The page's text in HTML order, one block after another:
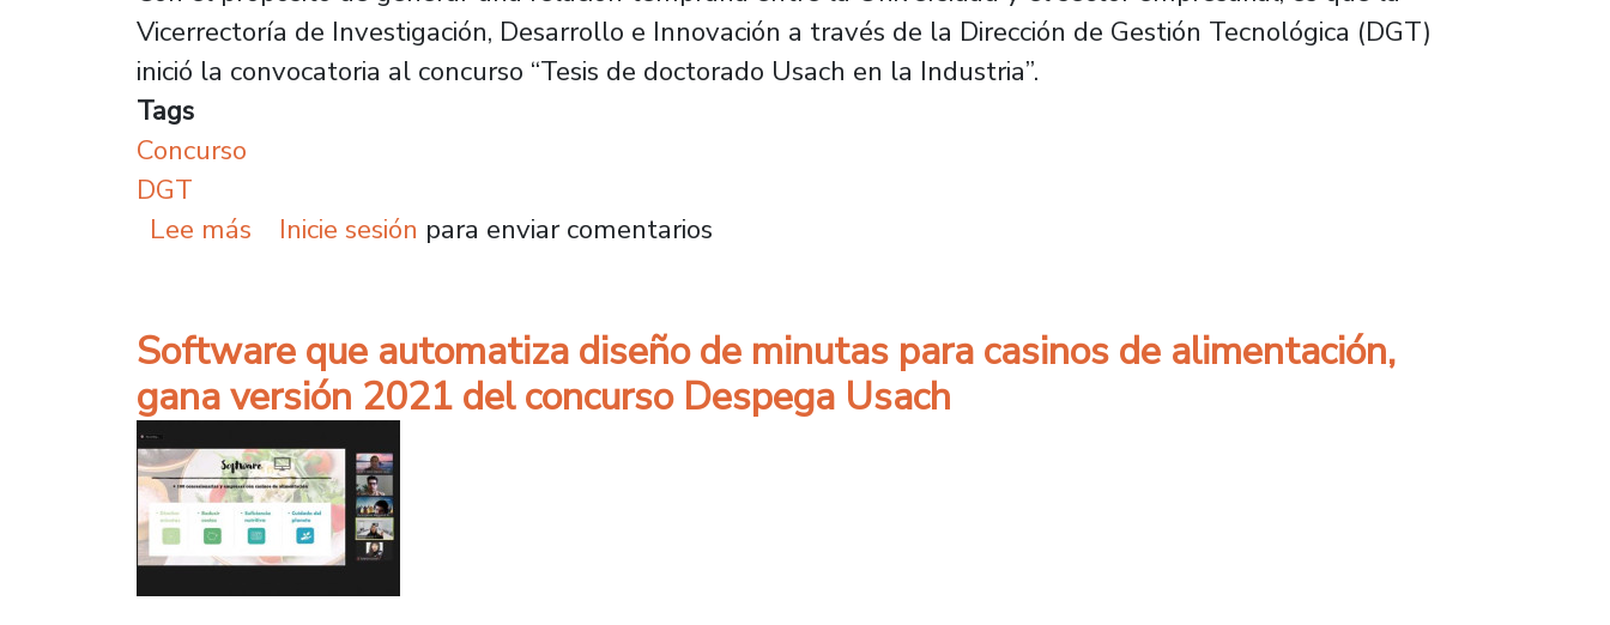
Vicerrectoría de Investigación, Desarrollo e Innovación a través de la Dirección de Gestión Tecnológica (DGT)
inició la convocatoria al concurso “Tesis de doctorado Usach en la Industria”.
Tags
Concurso
DGT
Lee más sobre Dirección de Gestión Tecnológica abre convocatoria al concurso “Tesis de doctorado Usach en la industria”
Inicie sesión para enviar comentarios
Software que automatiza diseño de minutas para casinos de alimentación,
gana versión 2021 del concurso Despega Usach